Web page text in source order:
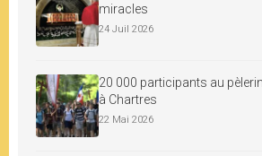
miracles
24 Juil 2026
20 000 participants au
à Chartres
22 Mai 2026